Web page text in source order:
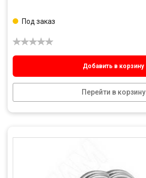
Добавить в корзину
Перейти в корзину
Под заказ